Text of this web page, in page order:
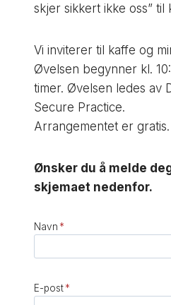
skjer sikkert ikke oss”
Vi inviterer til kaffe og
Øvelsen begynner kl.
timer. Øvelsen ledes av
Secure Practice.
Arrangementet er gratis.
Ønsker du å melde
skjemaet nedenfor.
Navn *
E-post*